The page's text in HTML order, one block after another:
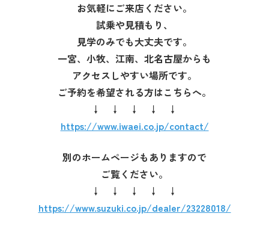
お気軽にご来店ください。
試乗や見積もり、
見学のみでも大丈夫です。
一宮、小牧、江南、北名古屋からも
アクセスしやすい場所です。
ご予約を希望される方はこちらへ。
↓ ↓ ↓ ↓ ↓
https://www.iwaei.co.jp/contact/
別のホームページもありますので
ご覧ください。
↓ ↓ ↓ ↓ ↓
https://www.suzuki.co.jp/dealer/23228018/